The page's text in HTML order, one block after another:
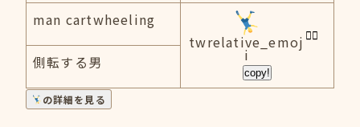
man cartwheeling
twrelative_emoj
i
copy!
側転する男
の詳細を見る